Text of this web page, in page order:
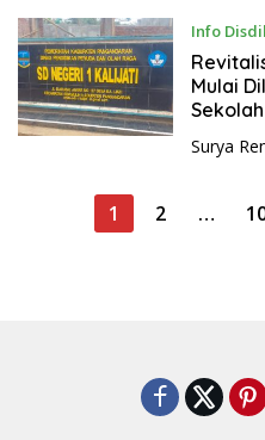
Info
Mulai
Surya
1 2 …